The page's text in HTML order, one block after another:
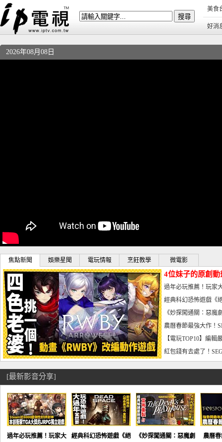
美食
好消
2026年08月08日
焦點新聞 娛樂星聞 電玩情報 烹飪教學 微電影
4位妹子的原創
曝光_電玩宅速配
過年必玩推薦！玩家
宅速配20230126
經典科幻恐怖遊戲《
懼體驗-電玩宅速配
《妙探闖通關：惡
到!!-電玩宅速配
農曆春節最強大作！
電玩宅速配20230123
【電玩TOP10】編
了，封面圖直接雷你
紅包錢有去處了！
宅速配20230119
[最新影音分享]
過年必玩推薦！玩家大
經典科幻恐怖遊戲《絕
《妙探闖通關：惡魔劇
農曆